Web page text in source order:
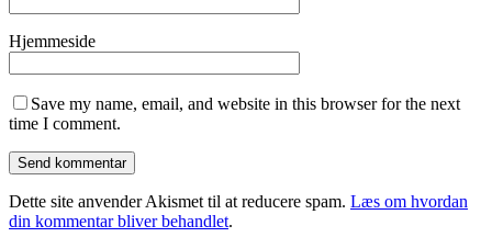
Hjemmeside
Save my name, email, and website in this browser for the next
time I comment.
Dette site anvender Akismet til at reducere spam. Læs om hvordan
din kommentar bliver behandlet.